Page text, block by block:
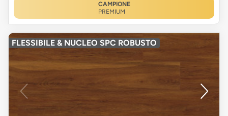
CAMPIONE
PREMIUM
FLESSIBILE & NUCLEO SPC ROBUSTO